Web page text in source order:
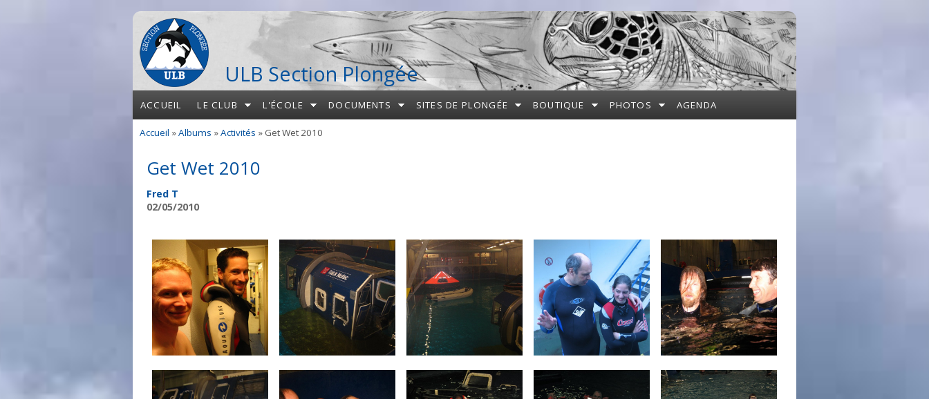
ULB Section Plongée
ACCUEIL LE CLUB L'ÉCOLE DOCUMENTS SITES DE PLONGÉE BOUTIQUE PHOTOS AGENDA
Accueil »Albums »Activités » Get Wet 2010
Get Wet 2010
Fred T
02/05/2010